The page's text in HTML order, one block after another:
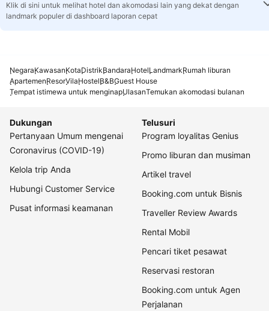
Klik di sini untuk melihat hotel dan akomodasi lain yang dekat dengan
landmark populer di dashboard laporan cepat
NegaraKawasanKotaDistrikBandaraHotelLandmarkRumah liburan
ApartemenResorVilaHostelB&BGuest House
Tempat istimewa untuk menginapUlasanTemukan akomodasi bulanan
Dukungan
Pertanyaan Umum mengenai
Coronavirus (COVID-19)
Kelola trip Anda
Hubungi Customer Service
Pusat informasi keamanan
Telusuri
Program loyalitas Genius
Promo liburan dan musiman
Artikel travel
Booking.com untuk Bisnis
Traveller Review Awards
Rental Mobil
Pencari tiket pesawat
Reservasi restoran
Booking.com untuk Agen
Perjalanan